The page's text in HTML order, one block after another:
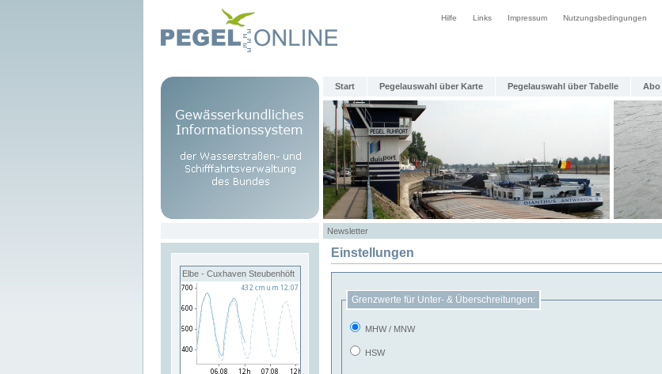
Hilfe Links Impressum Nutzungsbedingungen
Start Pegelauswahl über Karte Pegelauswahl über Tabelle Abo
Newsletter
Elbe - Cuxhaven Steubenhöft
Einstellungen
Grenzwerte für Unter- & Überschreitungen:
MHW / MNW
HSW